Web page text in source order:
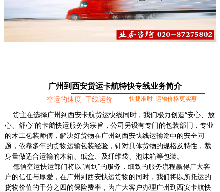
广州到西安货运卡航特快专线业务简介
货主在选择广州到西安卡航货运快线同时，我们极力创造“安心、放
心、舒心”的卡航快运服务为宗旨，公司另设有专门的包装部门，专业
的木工包装师傅，解决好货物在广州到西安快线运输途中的安全问
题，依靠多年的货物运输包装经验，针对具体货物的规格及特性，裁
身量做适合运输的木箱、纸盒、及纤维袋、泡沫箱等包装。
德信空运快运部门将以“周到”的服务，细致的服务流程赢得广大客
户的信任与厚爱，在广州到西安快运货物的同时，我们将以所托运的
货物价值的千分之四的保险费率，为广大客户办理广州到西安卡航快
快捷准时 运输价格更实惠
空运的速度 干线运价